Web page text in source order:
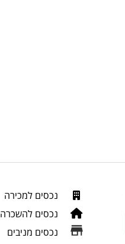
נכסים למכירה
נכסים להשכרה
נכסים מניבים